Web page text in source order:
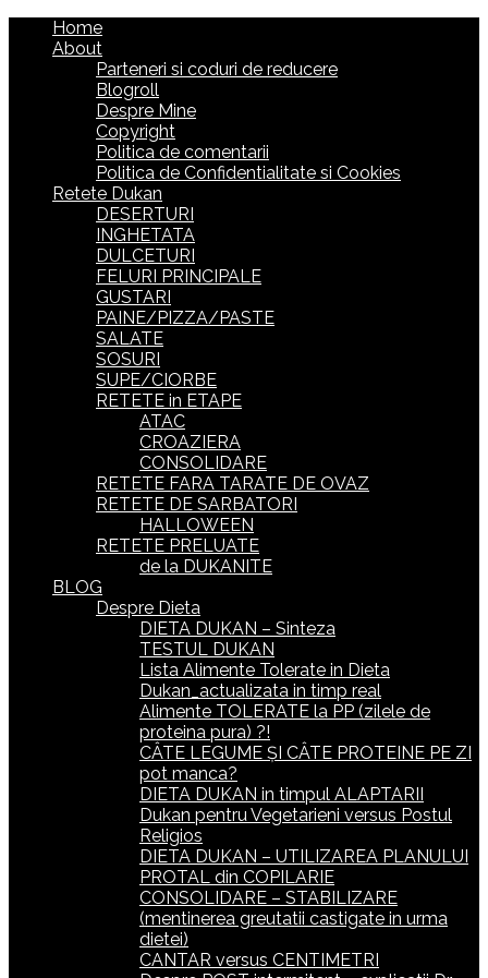
Home
About
Parteneri si coduri de reducere
Blogroll
Despre Mine
Copyright
Politica de comentarii
Politica de Confidentialitate si Cookies
Retete Dukan
DESERTURI
INGHETATA
DULCETURI
FELURI PRINCIPALE
GUSTARI
PAINE/PIZZA/PASTE
SALATE
SOSURI
SUPE/CIORBE
RETETE in ETAPE
ATAC
CROAZIERA
CONSOLIDARE
RETETE FARA TARATE DE OVAZ
RETETE DE SARBATORI
HALLOWEEN
RETETE PRELUATE
de la DUKANITE
BLOG
Despre Dieta
DIETA DUKAN – Sinteza
TESTUL DUKAN
Lista Alimente Tolerate in Dieta
Dukan_actualizata in timp real
Alimente TOLERATE la PP (zilele de
proteina pura) ?!
CÂTE LEGUME ȘI CÂTE PROTEINE PE ZI
pot manca?
DIETA DUKAN in timpul ALAPTARII
Dukan pentru Vegetarieni versus Postul
Religios
DIETA DUKAN – UTILIZAREA PLANULUI
PROTAL din COPILARIE
CONSOLIDARE – STABILIZARE
(mentinerea greutatii castigate in urma
dietei)
CANTAR versus CENTIMETRI